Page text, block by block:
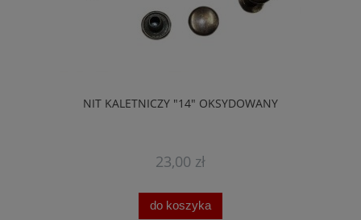
NIT KALETNICZY "14" OKSYDOWANY
23,00 zł
do koszyka